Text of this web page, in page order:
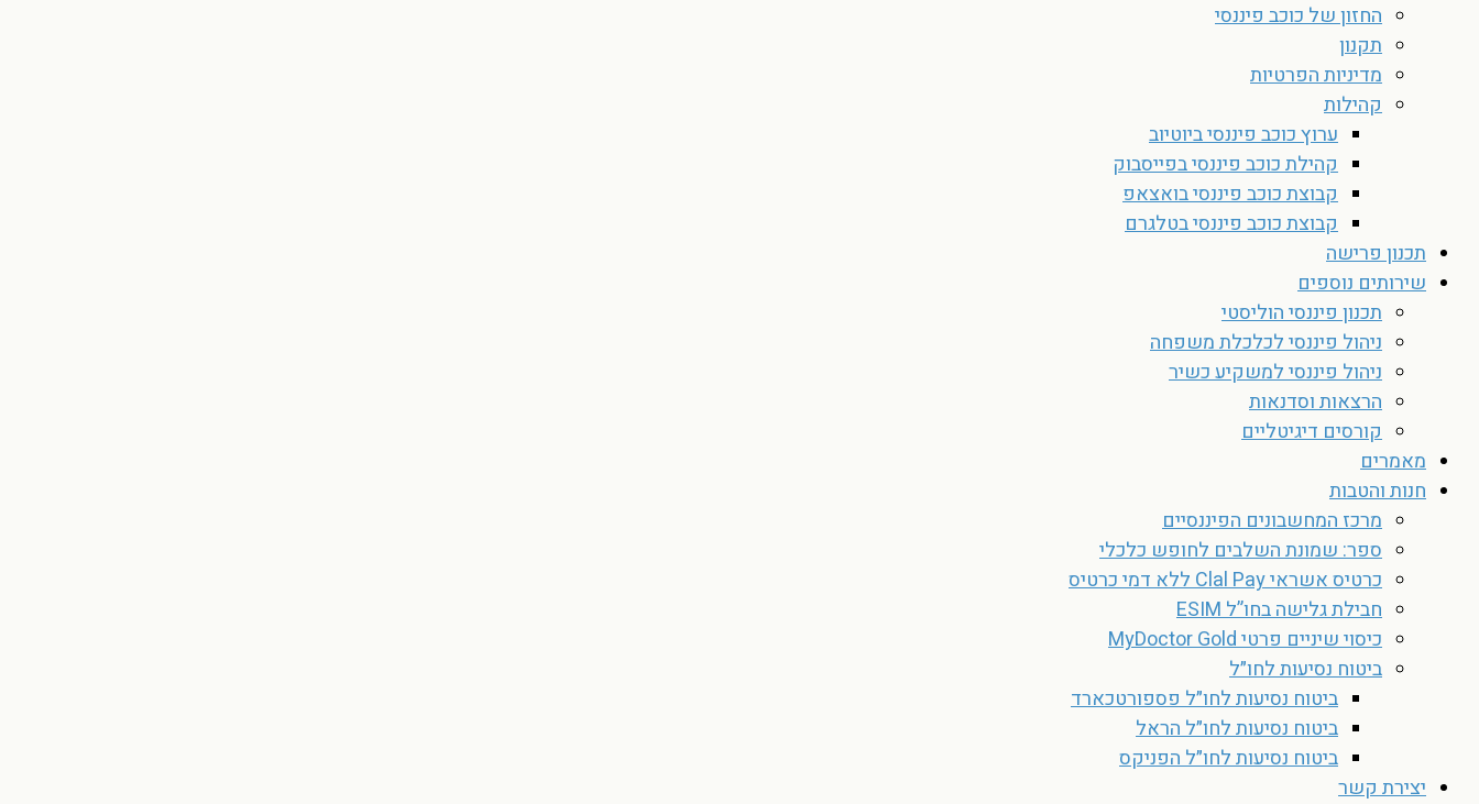
החזון של כוכב פיננסי
תקנון
מדיניות הפרטיות
קהילות
ערוץ כוכב פיננסי ביוטיוב
קהילת כוכב פיננסי בפייסבוק
קבוצת כוכב פיננסי בואצאפ
קבוצת כוכב פיננסי בטלגרם
תכנון פרישה
שירותים נוספים
תכנון פיננסי הוליסטי
ניהול פיננסי לכלכלת משפחה
ניהול פיננסי למשקיע כשיר
הרצאות וסדנאות
קורסים דיגיטליים
מאמרים
חנות והטבות
מרכז המחשבונים הפיננסיים
ספר: שמונת השלבים לחופש כלכלי
כרטיס אשראי Clal Pay ללא דמי כרטיס
חבילת גלישה בחו”ל ESIM
כיסוי שיניים פרטי MyDoctor Gold
ביטוח נסיעות לחו״ל
ביטוח נסיעות לחו״ל פספורטכארד
ביטוח נסיעות לחו״ל הראל
ביטוח נסיעות לחו״ל הפניקס
יצירת קשר